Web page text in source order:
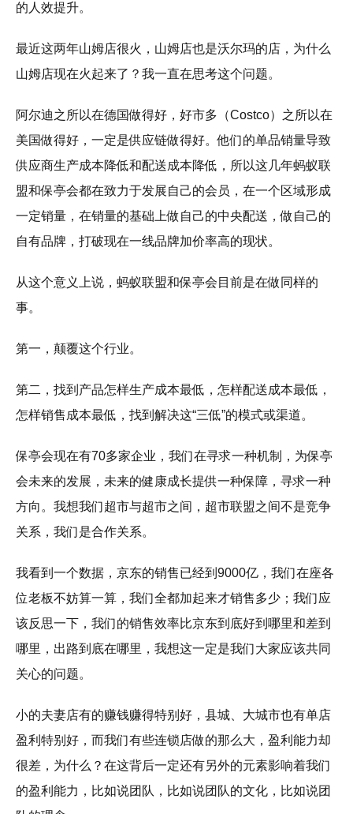
的人效提升。
最近这两年山姆店很火，山姆店也是沃尔玛的店，为什么
山姆店现在火起来了？我一直在思考这个问题。
阿尔迪之所以在德国做得好，好市多（Costco）之所以在
美国做得好，一定是供应链做得好。他们的单品销量导致
供应商生产成本降低和配送成本降低，所以这几年蚂蚁联
盟和保亭会都在致力于发展自己的会员，在一个区域形成
一定销量，在销量的基础上做自己的中央配送，做自己的
自有品牌，打破现在一线品牌加价率高的现状。
从这个意义上说，蚂蚁联盟和保亭会目前是在做同样的
事。
第一，颠覆这个行业。
第二，找到产品怎样生产成本最低，怎样配送成本最低，
怎样销售成本最低，找到解决这“三低”的模式或渠道。
保亭会现在有70多家企业，我们在寻求一种机制，为保亭
会未来的发展，未来的健康成长提供一种保障，寻求一种
方向。我想我们超市与超市之间，超市联盟之间不是竞争
关系，我们是合作关系。
我看到一个数据，京东的销售已经到9000亿，我们在座各
位老板不妨算一算，我们全都加起来才销售多少；我们应
该反思一下，我们的销售效率比京东到底好到哪里和差到
哪里，出路到底在哪里，我想这一定是我们大家应该共同
关心的问题。
小的夫妻店有的赚钱赚得特别好，县城、大城市也有单店
盈利特别好，而我们有些连锁店做的那么大，盈利能力却
很差，为什么？在这背后一定还有另外的元素影响着我们
的盈利能力，比如说团队，比如说团队的文化，比如说团